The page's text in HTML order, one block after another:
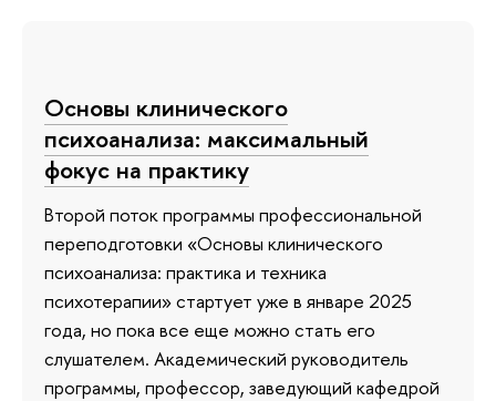
Основы клинического
психоанализа: максимальный
фокус на практику
Второй поток программы профессиональной
переподготовки «Основы клинического
психоанализа: практика и техника
психотерапии» стартует уже в январе 2025
года, но пока все еще можно стать его
слушателем. Академический руководитель
программы, профессор, заведующий кафедрой